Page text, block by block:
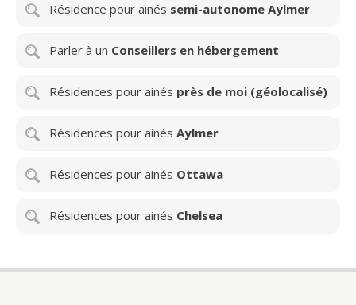
Résidence pour ainés semi-autonome Aylmer
Parler à un Conseillers en hébergement
Résidences pour ainés près de moi (géolocalisé)
Résidences pour ainés Aylmer
Résidences pour ainés Ottawa
Résidences pour ainés Chelsea